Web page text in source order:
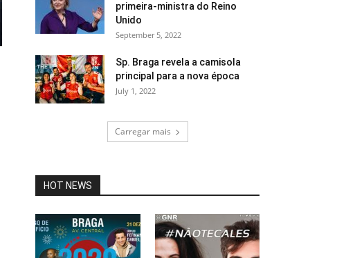
primeira-ministra do Reino
Unido
September 5, 2022
Sp. Braga revela a camisola
principal para a nova época
July 1, 2022
Carregar mais
HOT NEWS